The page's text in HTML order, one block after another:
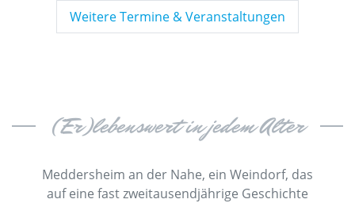
Weitere Termine & Veranstaltungen
(Er)lebenswert in jedem Alter
Meddersheim an der Nahe, ein Weindorf, das
auf eine fast zweitausendjährige Geschichte